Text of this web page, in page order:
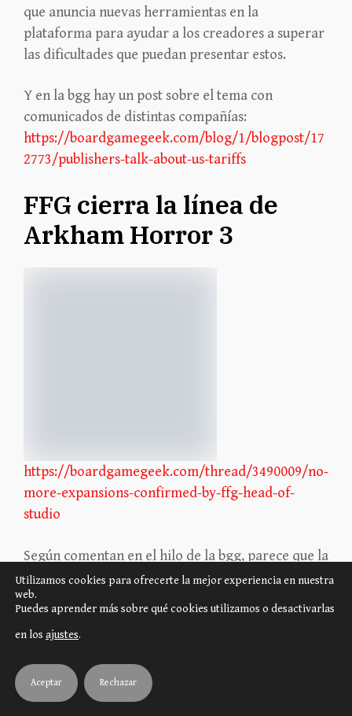
que anuncia nuevas herramientas en la
plataforma para ayudar a los creadores a superar
las dificultades que puedan presentar estos.
Y en la bgg hay un post sobre el tema con
comunicados de distintas compañías:
https://boardgamegeek.com/blog/1/blogpost/17
2773/publishers-talk-about-us-tariffs
FFG cierra la línea de
Arkham Horror 3
https://boardgamegeek.com/thread/3490009/no-
more-expansions-confirmed-by-ffg-head-of-
studio
Según comentan en el hilo de la bgg, parece que la
editorial considera Arkham Horror 3 como una
línea terminada, por lo que no cabría esperar
ningún tipo de contenido nuevo para el juego.
«En el estudio, tenemos que tomar decisiones sobre
la profundidad de las líneas de juego…
Probablemente sea un sueño haberlo respondido
Utilizamos cookies para ofrecerte la mejor experiencia en nuestra
web.
Puedes aprender más sobre qué cookies utilizamos o desactivarlas
en los ajustes.
Aceptar Rechazar